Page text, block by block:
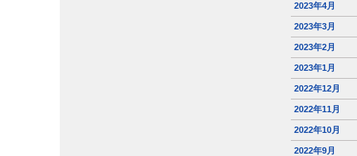
2023年4月
2023年3月
2023年2月
2023年1月
2022年12月
2022年11月
2022年10月
2022年9月